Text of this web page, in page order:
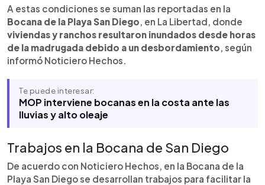
Públicas también desarrolla trabajos en otras
playas y bocanas del litoral. Además, la Fuerza
Armada mantiene presencia en la zona brindando
apoyo logístico, seguridad y asistencia a las
familias. En El Majahual, el oleaje ha interferido los
principales accesos.
A estas condiciones se suman las reportadas en la
Bocana de la Playa San Diego, en La Libertad, donde
viviendas y ranchos resultaron inundados desde horas
de la madrugada debido a un desbordamiento, según
informó Noticiero Hechos.
Te puede interesar:
MOP interviene bocanas en la costa ante las
lluvias y alto oleaje
Trabajos en la Bocana de San Diego
De acuerdo con Noticiero Hechos, en la Bocana de la
Playa San Diego se desarrollan trabajos para facilitar la